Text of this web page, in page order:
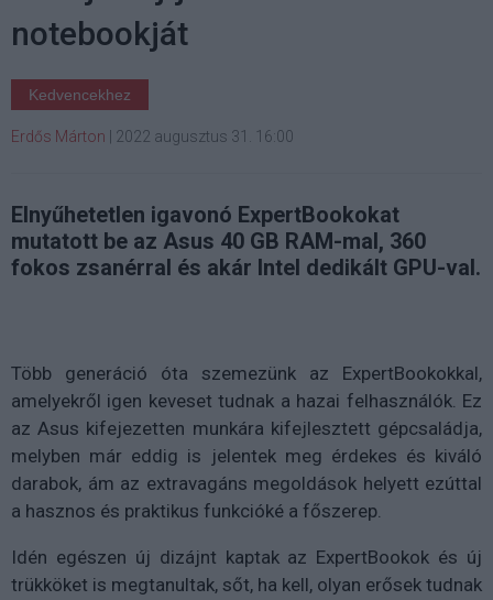
notebookját
Kedvencekhez
Erdős Márton 2022 augusztus 31. 16:00
Elnyűhetetlen igavonó ExpertBookokat
mutatott be az Asus 40 GB RAM-mal, 360
fokos zsanérral és akár Intel dedikált GPU-val.
Több generáció óta szemezünk az ExpertBookokkal,
amelyekről igen keveset tudnak a hazai felhasználók. Ez
az Asus kifejezetten munkára kifejlesztett gépcsaládja,
melyben már eddig is jelentek meg érdekes és kiváló
darabok, ám az extravagáns megoldások helyett ezúttal
a hasznos és praktikus funkcióké a főszerep.
Idén egészen új dizájnt kaptak az ExpertBookok és új
trükköket is megtanultak, sőt, ha kell, olyan erősek tudnak